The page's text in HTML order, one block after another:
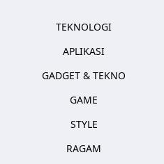
TEKNOLOGI
APLIKASI
GADGET & TEKNO
GAME
STYLE
RAGAM